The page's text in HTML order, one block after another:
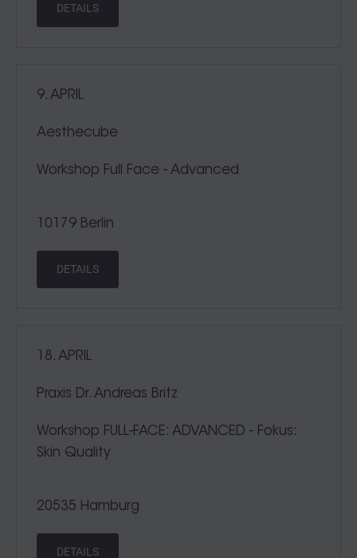
DETAILS
9. APRIL
Aesthecube
Workshop Full Face - Advanced
10179 Berlin
DETAILS
18. APRIL
Praxis Dr. Andreas Britz
Workshop FULL-FACE: ADVANCED - Fokus:
Skin Quality
20535 Hamburg
DETAILS